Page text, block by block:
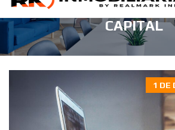
VIVIENDAS EN VENTA
CAPITAL
1 DE